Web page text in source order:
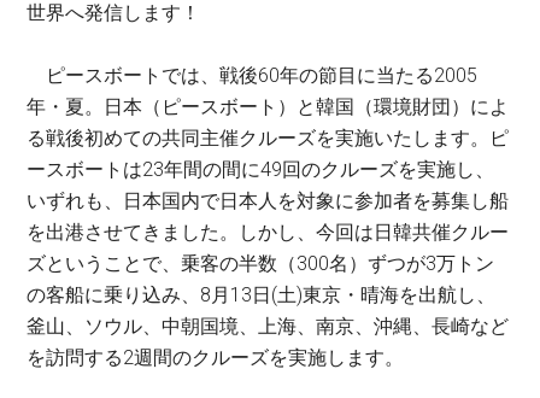
世界へ発信します！
ピースボートでは、戦後60年の節目に当たる2005
年・夏。日本（ピースボート）と韓国（環境財団）によ
る戦後初めての共同主催クルーズを実施いたします。ピ
ースボートは23年間の間に49回のクルーズを実施し、
いずれも、日本国内で日本人を対象に参加者を募集し船
を出港させてきました。しかし、今回は日韓共催クルー
ズということで、乗客の半数（300名）ずつが3万トン
の客船に乗り込み、8月13日(土)東京・晴海を出航し、
釜山、ソウル、中朝国境、上海、南京、沖縄、長崎など
を訪問する2週間のクルーズを実施します。